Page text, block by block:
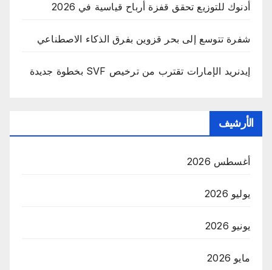
أدنوك للتوزيع تحقق قفزة أرباح قياسية في 2026
شفرة تتوسع إلى بحر قزوين بفرق الذكاء الاصطناعي
إيدنريد الإمارات تقترب من ترخيص SVF بخطوة جديدة
الأرشيف
أغسطس 2026
يوليو 2026
يونيو 2026
مايو 2026